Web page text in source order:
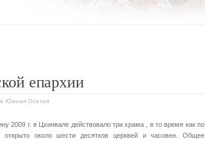
епархии
Южная Осетия
2009 г. в Цхинвале действовало три храма , в то время как по
около шести десятков церквей и часовен. Общее